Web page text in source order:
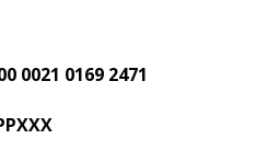
0021 0169 2471